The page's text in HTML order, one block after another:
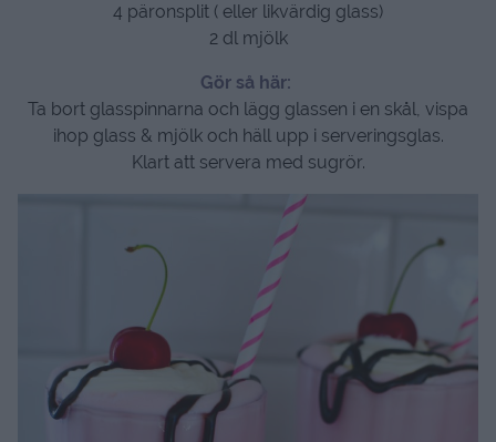
4 päronsplit ( eller likvärdig glass)
2 dl mjölk
Gör så här:
Ta bort glasspinnarna och lägg glassen i en skål, vispa
ihop glass & mjölk och häll upp i serveringsglas.
Klart att servera med sugrör.